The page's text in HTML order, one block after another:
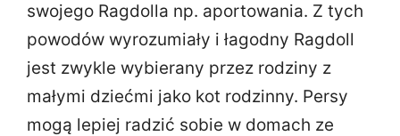
swojego Ragdolla np. aportowania. Z tych
powodów wyrozumiały i łagodny Ragdoll
jest zwykle wybierany przez rodziny z
małymi dziećmi jako kot rodzinny. Persy
mogą lepiej radzić sobie w domach ze